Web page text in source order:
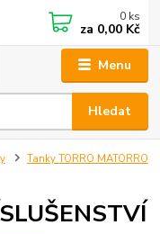
Menu
Hledat
0 ks
za 0,00 Kč
Tanky TORRO MATORRO